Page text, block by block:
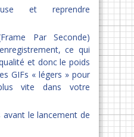
et reprendre
Par Seconde)
ce qui
et donc le poids
GIFs « légers » pour
vite dans votre
le lancement de